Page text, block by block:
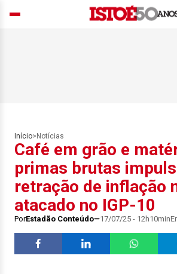
Início> Notícias
Café em grão e
primas brutas
retração de inflação
atacado no IGP-10
PorEstadão Conteúdo 17/07/25 - 12h10min